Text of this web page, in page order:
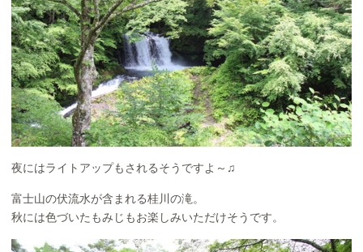
夜にはライトアップもされるそうですよ～♫
富士山の伏流水が含まれる桂川の滝。
秋には色づいたもみじもお楽しみいただけそうです。